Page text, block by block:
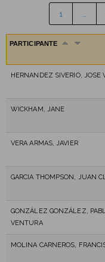
1
PARTICIPANTE
HERNANDEZ SIVERIO, JOSE
WICKHAM, JANE
VERA ARMAS, JAVIER
GARCIA THOMPSON, JUAN
GONZÁLEZ GONZÁLEZ,
VENTURA
MOLINA CARNEROS,